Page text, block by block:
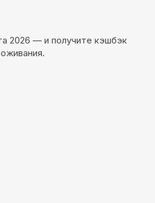
2026 — и получите кэшбэк